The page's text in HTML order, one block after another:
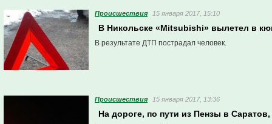
Проиcшествия 15 января 2017, 15:10
В Никольске «Mitsubishi» вылетел в
В результате ДТП пострадал человек.
Проиcшествия 15 января 2017, 13:36
На дороге, по пути из Пензы в